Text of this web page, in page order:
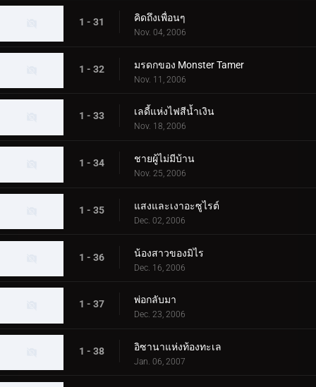
1 - 31 คิดถึงเพื่อนๆ
Nov. 04, 2006
1 - 32 มรดกของ Monster Tamer
Nov. 11, 2006
1 - 33 เลดี้แห่งไฟสีน้ำเงิน
Nov. 18, 2006
1 - 34 ชายผู้ไม่มีบ้าน
Nov. 25, 2006
1 - 35 แสงและเงาอะซูไรต์
Dec. 02, 2006
1 - 36 น้องสาวของมิไร
Dec. 16, 2006
1 - 37 พ่อกลับมา
Dec. 23, 2006
1 - 38 อิซานาแห่งท้องทะเล
Jan. 06, 2007